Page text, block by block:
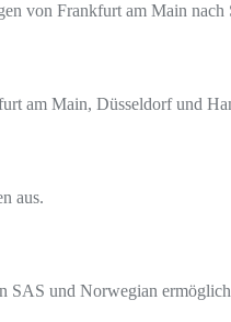
von Frankfurt am Main nach
am Main, Düsseldorf und
aus.
und Norwegian